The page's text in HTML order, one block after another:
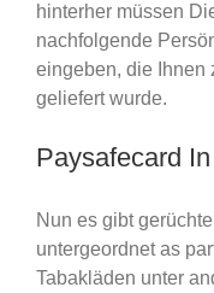
hinterher müssen
nachfolgende
eingeben, die Ihnen
geliefert wurde.
Paysafecard
Nun es gibt
untergeordnet as
Tabakläden unter